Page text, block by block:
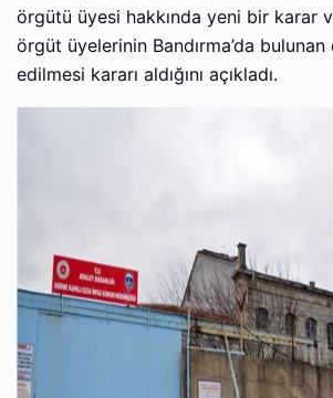
örgütü üyesi hakkında yeni bir karar
örgüt üyelerinin Bandırma’da
edilmesi kararı aldığını açıkladı.